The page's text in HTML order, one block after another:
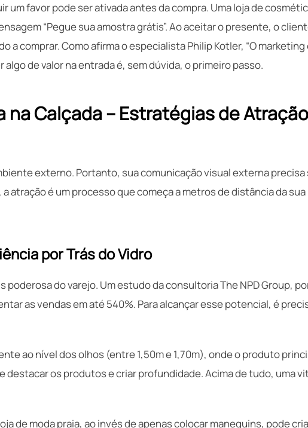
um favor pode ser ativada antes da compra. Uma loja de
“Pegue sua amostra grátis”. Ao aceitar o presente, o
comprar. Como afirma o especialista Philip Kotler, “O marketing
de valor na entrada é, sem dúvida, o primeiro passo.
na Calçada – Estratégias de Atração
externo. Portanto, sua comunicação visual externa precisa
atração é um processo que começa a metros de distância da sua
por Trás do Vidro
do varejo. Um estudo da consultoria The NPD Group,
as vendas em até 540%. Para alcançar esse potencial, é
ao nível dos olhos (entre 1,50m e 1,70m), onde o produto
destacar os produtos e criar profundidade. Acima de tudo, uma
de moda praia, ao invés de apenas colocar manequins, pode